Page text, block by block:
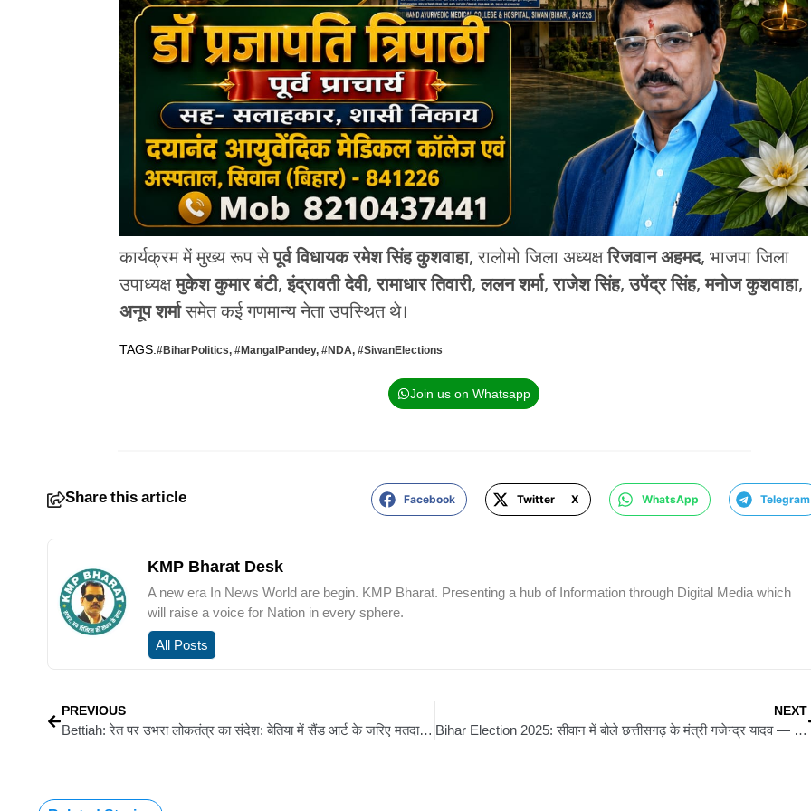
कार्यक्रम में मुख्य रूप सेपूर्व विधायक रमेश सिंह कुशवाहा, रालोमो जिला अध्यक्षरिजवान अहमद, भाजपा जिला
उपाध्यक्षमुकेश कुमार बंटी,इंद्रावती देवी,रामाधार तिवारी,ललन शर्मा,राजेश सिंह,उपेंद्र सिंह,मनोज कुशवाहा,
अनूप शर्मासमेत कई गणमान्य नेता उपस्थित थे।
TAGS:#BiharPolitics, #MangalPandey, #NDA, #SiwanElections
Join us on Whatsapp
Share this article Facebook Twitter X WhatsApp Telegram
KMP Bharat Desk
A new era In News World are begin. KMP Bharat. Presenting a hub of Information through Digital Media which
will raise a voice for Nation in every sphere.
All Posts
PREVIOUS
Bettiah: रेत पर उभरा लोकतंत्र का संदेश: बेतिया में सैंड आर्ट के जरिए मतदाता जागरूकता की अनूठी पहल, डीएम ने रेत पर उभरा लोकतंत्र का संदेशबेतिया में सैंड आर्ट के जरिए मतदाता जागरूकता की अनूठी पहल, डीएम ने किया शुभारंभ शुभारंभ
NEXT
Bihar Election 2025: सीवान में बोले छत्तीसगढ़ के मंत्री गजेन्द्र यादव — एनडीए की आंधी में उड़ जाएगा महागठबंधन